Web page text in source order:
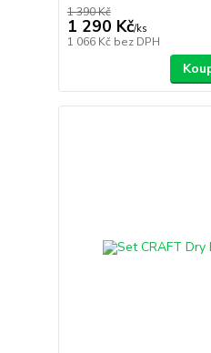
1 390 Kč
1 290 Kč/ks
1 066 Kč bez DPH